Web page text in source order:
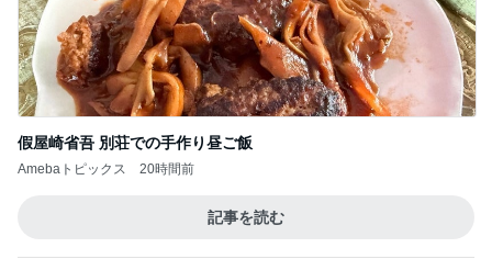
假屋崎省吾 別荘での手作り昼ご飯
Amebaトピックス 20時間前
記事を読む